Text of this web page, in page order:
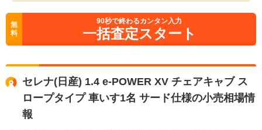
無
料
90秒で終わるカンタン入力
一括査定スタート
セレナ(日産) 1.4 e-POWER XV チェアキャブ ス
ロープタイプ 車いす1名 サード仕様の小売相場情
報